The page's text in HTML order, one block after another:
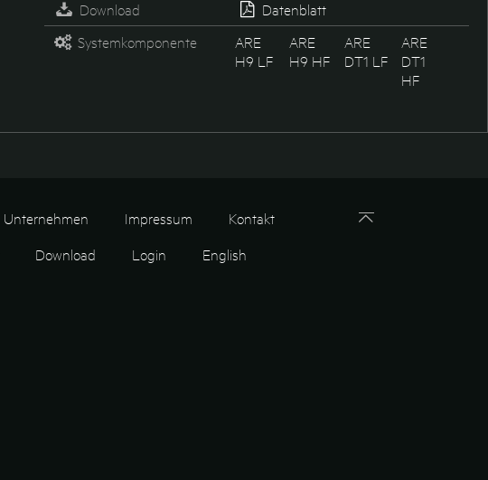
Download
Datenblatt
Systemkomponente
ARE
H9 LF
ARE
H9 HF
ARE
DT1 LF
ARE
DT1
HF
Unternehmen Impressum Kontakt
Download Login English